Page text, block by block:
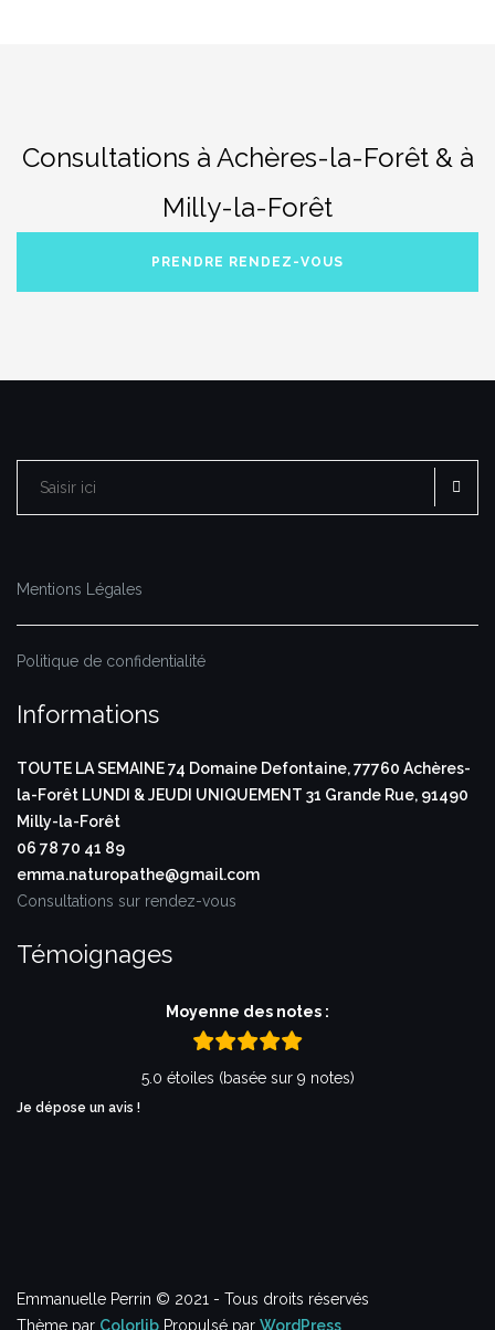
Consultations à Achères-la-Forêt & à
Milly-la-Forêt
PRENDRE RENDEZ-VOUS
Rechercher :
Mentions Légales
Politique de confidentialité
Informations
TOUTE LA SEMAINE74 Domaine Defontaine,77760 Achères-
la-Forêt LUNDI & JEUDI UNIQUEMENT 31 Grande Rue, 91490
Milly-la-Forêt
06 78 70 41 89
emma.naturopathe@gmail.com
Consultations sur rendez-vous
Témoignages
Moyenne des notes :
5.0 étoiles (basée sur 9 notes)
Je dépose un avis !
Emmanuelle Perrin © 2021 - Tous droits réservés
Thème par Colorlib Propulsé par WordPress